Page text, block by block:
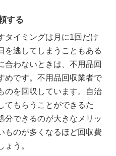
する
タイミングは月に1回だけ
を逃してしまうこともある
合わないときは、不用品回
めです。不用品回収業者で
のを回収しています。自治
てもらうことができるた
分できるのが大きなメリッ
ものが多くなるほど回収費
う。